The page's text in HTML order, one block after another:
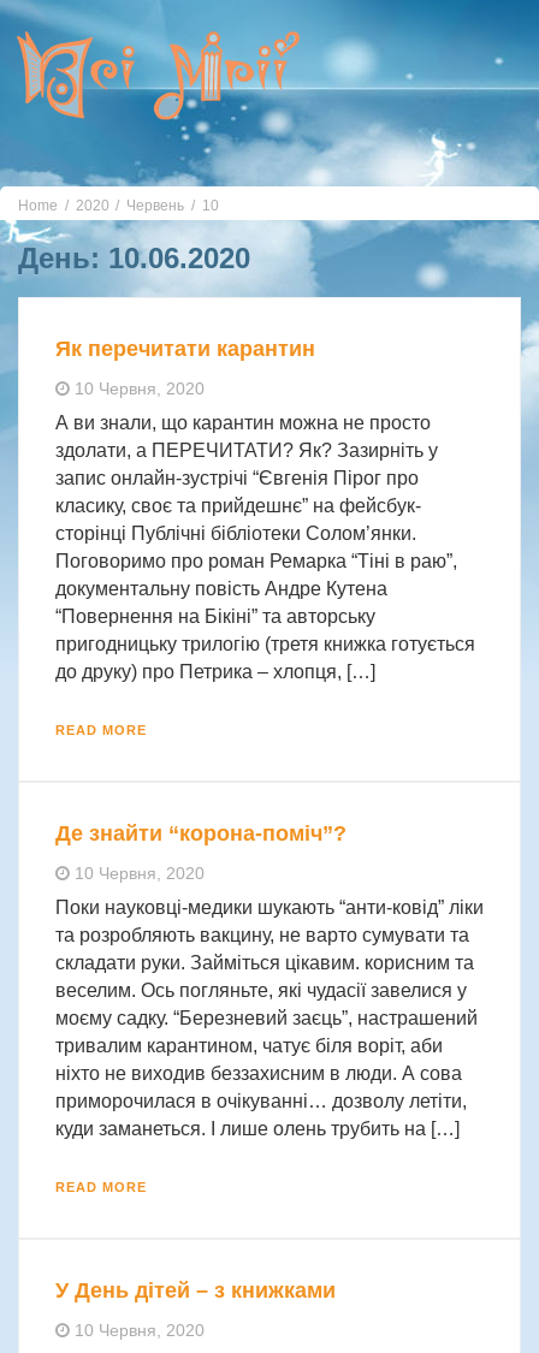
navigation
Home 2020 Червень 10
День: 10.06.2020
Як перечитати карантин
10 Червня, 2020
А ви знали, що карантин можна не просто
здолати, а ПЕРЕЧИТАТИ? Як? Зазирніть у
запис онлайн-зустрічі “Євгенія Пірог про
класику, своє та прийдешнє” на фейсбук-
сторінці Публічні бібліотеки Солом’янки.
Поговоримо про роман Ремарка “Тіні в раю”,
документальну повість Андре Кутена
“Повернення на Бікіні” та авторську
пригодницьку трилогію (третя книжка готується
до друку) про Петрика – хлопця, […]
READ MORE
Де знайти “корона-поміч”?
10 Червня, 2020
Поки науковці-медики шукають “анти-ковід” ліки
та розробляють вакцину, не варто сумувати та
складати руки. Займіться цікавим. корисним та
веселим. Ось погляньте, які чудасії завелися у
моєму садку. “Березневий заєць”, настрашений
тривалим карантином, чатує біля воріт, аби
ніхто не виходив беззахисним в люди. А сова
приморочилася в очікуванні… дозволу летіти,
куди заманеться. І лише олень трубить на […]
READ MORE
У День дітей – з книжками
10 Червня, 2020